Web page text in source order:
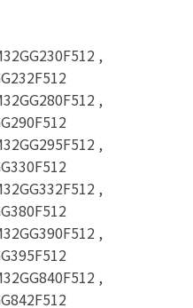
,
,
,
,
,
,